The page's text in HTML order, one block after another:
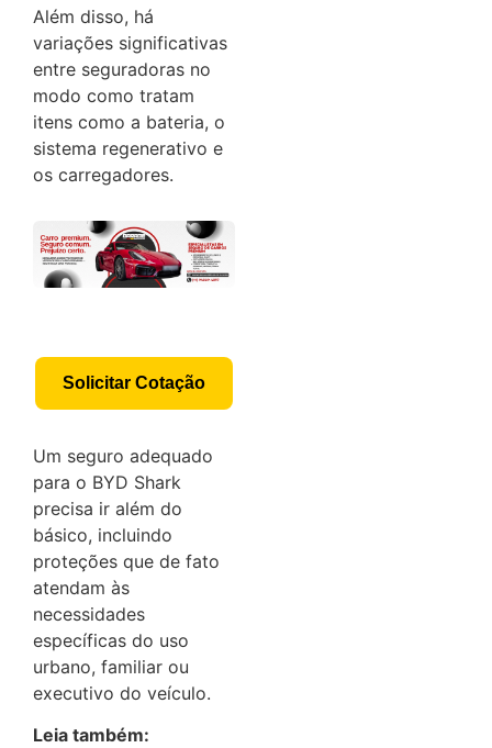
Além disso, há
variações significativas
entre seguradoras no
modo como tratam
itens como a bateria, o
sistema regenerativo e
os carregadores.
Solicitar Cotação
Um seguro adequado
para o BYD Shark
precisa ir além do
básico, incluindo
proteções que de fato
atendam às
necessidades
específicas do uso
urbano, familiar ou
executivo do veículo.
Leia também: